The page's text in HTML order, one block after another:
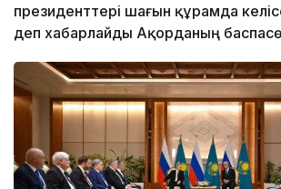
президенттері шағын құрамда
деп хабарлайды Ақорданың